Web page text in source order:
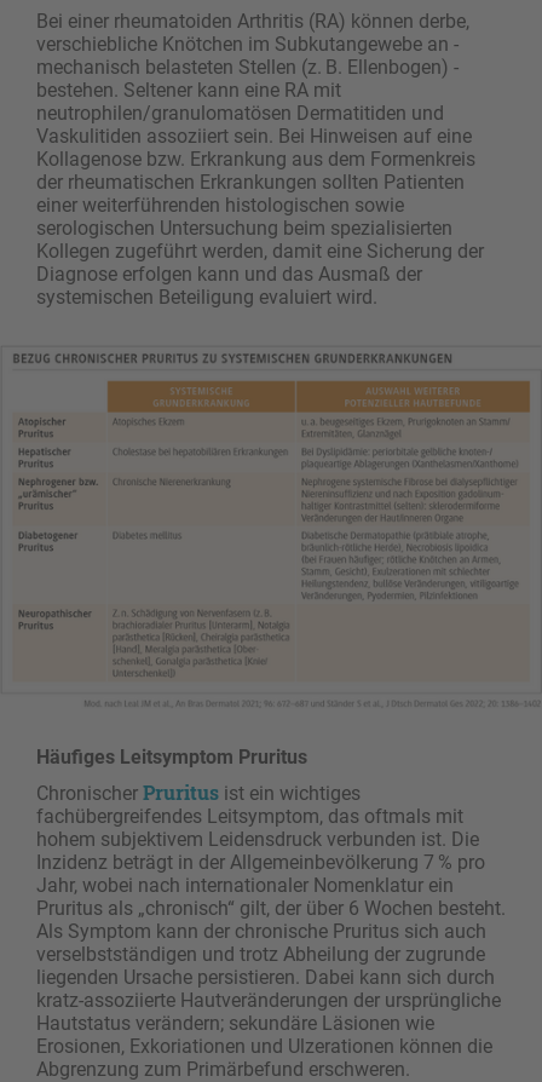
Bei einer rheumatoiden Arthritis (RA) können derbe,
verschiebliche Knötchen im Subkutangewebe an ­
mechanisch belasteten Stellen (z. B. Ellenbogen) ­
bestehen. Seltener kann eine RA mit
neutrophilen/granulomatösen Dermatitiden und
Vaskulitiden assoziiert sein. Bei Hinweisen auf eine
Kollagenose bzw. Erkrankung aus dem Formenkreis
der rheumatischen Erkrankungen sollten Patienten
einer weiterführenden histologischen sowie
serologischen Untersuchung beim spezialisierten
Kollegen zugeführt werden, damit eine Sicherung der
Diagnose erfolgen kann und das Ausmaß der
systemischen Beteiligung evaluiert wird.
Häufiges Leitsymptom Pruritus
Chronischer Pruritus ist ein wichtiges
fachübergreifendes Leitsymptom, das oftmals mit
hohem subjektivem Leidensdruck verbunden ist. Die
Inzidenz beträgt in der Allgemeinbevölkerung 7 % pro
Jahr, wobei nach internationaler Nomenklatur ein
Pruritus als „chronisch“ gilt, der über 6 Wochen besteht.
Als Symptom kann der chronische Pruritus sich auch
verselbstständigen und trotz Abheilung der zugrunde
liegenden Ursache persistieren. Dabei kann sich durch
kratz-assoziierte Hautveränderungen der ursprüngliche
Hautstatus verändern; sekundäre Läsionen wie
Erosionen, Exkoriationen und Ulzerationen können die
Abgrenzung zum Primärbefund erschweren.